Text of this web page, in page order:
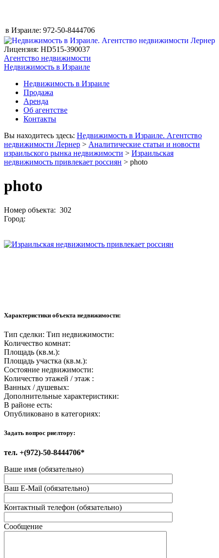
в Израиле: 972-50-8444706
Лицензия: HD515-390037
Агентство недвижимости
Недвижимость в Израиле
Недвижимость в Израиле
Продажа
Аренда
Об агентстве
Контакты
Вы находитесь здесь: Недвижимость в Израиле. Агентство
недвижимости Лернер > Аналитические статьи и новости
израильского рынка недвижимости > Израильская
недвижимость привлекает россиян > photo
photo
Номер объекта: 302
Город:
Характеристики объекта недвижимости:
Тип сделки: Тип недвижимости:
Количество комнат:
Площадь (кв.м.):
Площадь участка (кв.м.):
Состояние недвижимости:
Количество этажей / этаж :
Ванных / душевых:
Дополнительные характеристики:
В районе есть:
Опубликовано в категориях:
Задать вопрос риелтору:
тел. +(972)-50-8444706*
Ваше имя (обязательно)
Ваш E-Mail (обязательно)
Контактный телефон (обязательно)
Сообщение